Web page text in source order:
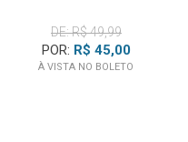
DE: R$ 49,99
POR: R$ 45,00
À VISTA NO BOLETO